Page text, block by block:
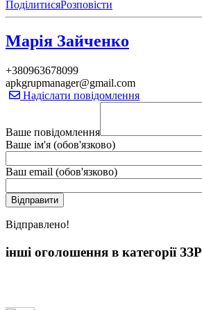
ПоділитисяРозповісти
Марія Зайченко
+380963678099
apkgrupmanager@gmail.com
Надіслати повідомлення
Ваше повідомлення
Ваше ім'я (обов'язково)
Ваш email (обов'язково)
Вiдправлено!
інші оголошення в категорії ЗЗР